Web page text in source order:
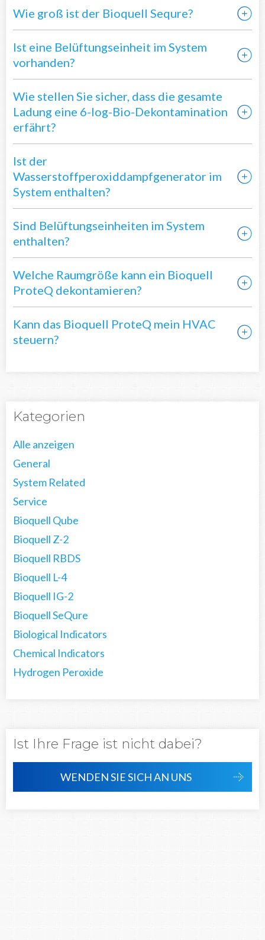
Wie groß ist der Bioquell Sequre?
Ist eine Belüftungseinheit im System
vorhanden?
Wie stellen Sie sicher, dass die gesamte
Ladung eine 6-log-Bio-Dekontamination
erfährt?
Ist der
Wasserstoffperoxiddampfgenerator im
System enthalten?
Sind Belüftungseinheiten im System
enthalten?
Welche Raumgröße kann ein Bioquell
ProteQ dekontamieren?
Kann das Bioquell ProteQ mein HVAC
steuern?
Kategorien
Alle anzeigen
General
System Related
Service
Bioquell Qube
Bioquell Z-2
Bioquell RBDS
Bioquell L-4
Bioquell IG-2
Bioquell SeQure
Biological Indicators
Chemical Indicators
Hydrogen Peroxide
Ist Ihre Frage ist nicht dabei?
WENDEN SIE SICH AN UNS